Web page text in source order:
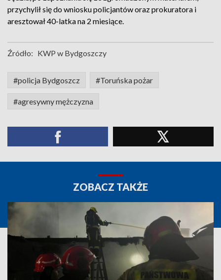
przychylił się do wniosku policjantów oraz prokuratora i
aresztował 40-latka na 2 miesiące.
Źródło: KWP w Bydgoszczy
#policja Bydgoszcz #Toruńska pożar
#agresywny mężczyzna
ZOBACZ TAKŻE